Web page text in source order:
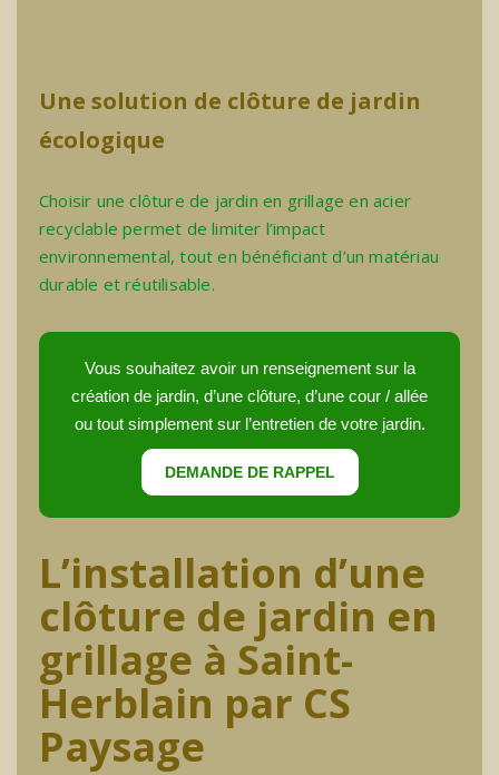
Une solution de clôture de jardin
écologique
Choisir une clôture de jardin en grillage en acier
recyclable permet de limiter l’impact
environnemental, tout en bénéficiant d’un matériau
durable et réutilisable.
Vous souhaitez avoir un renseignement sur la
création de jardin, d’une clôture, d’une cour / allée
ou tout simplement sur l’entretien de votre jardin.
DEMANDE DE RAPPEL
L’installation d’une
clôture de jardin en
grillage à Saint-
Herblain par CS
Paysage